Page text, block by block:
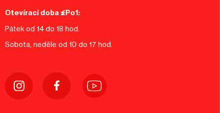
Otevírací doba EPo1:
Pátek od 14 do 18 hod.
Sobota, neděle od 10 do 17 hod.